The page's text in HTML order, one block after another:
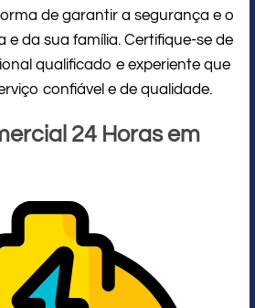
de garantir a segurança e o
da sua família. Certifique-se de
qualificado e experiente que
confiável e de qualidade.
24 Horas em